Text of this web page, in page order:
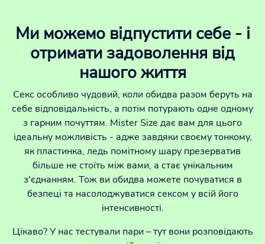
Ми можемо відпустити себе - і
отримати задоволення від
нашого життя
Секс особливо чудовий, коли обидва разом беруть на
себе відповідальність, а потім потурають одне одному
з гарним почуттям. Mister Size дає вам для цього
ідеальну можливість - адже завдяки своєму тонкому,
як пластинка, ледь помітному шару презерватив
більше не стоїть між вами, а стає унікальним
з'єднанням. Тож ви обидва можете почуватися в
безпеці та насолоджуватися сексом у всій його
інтенсивності.
Цікаво? У нас тестували пари – тут вони розповідають